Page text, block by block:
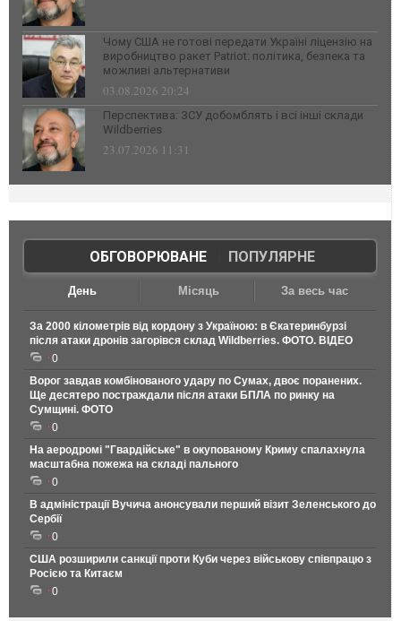
Чому США не готові передати Україні ліцензію на
виробництво ракет Patriot: політика, безпека та
можливі альтернативи
03.08.2026 20:24
Перспектива: ЗСУ добомблять і всі інші склади
Wildberries
23.07.2026 11:31
ОБГОВОРЮВАНЕ| ПОПУЛЯРНЕ
День Місяць За весь час
За 2000 кілометрів від кордону з Україною: в Єкатеринбурзі
після атаки дронів загорівся склад Wildberries. ФОТО. ВІДЕО
0
Ворог завдав комбінованого удару по Сумах, двоє поранених.
Ще десятеро постраждали після атаки БПЛА по ринку на
Сумщині. ФОТО
0
На аеродромі "Гвардійське" в окупованому Криму спалахнула
масштабна пожежа на складі пального
0
В адміністрації Вучича анонсували перший візит Зеленського до
Сербії
0
США розширили санкції проти Куби через військову співпрацю з
Росією та Китаєм
0